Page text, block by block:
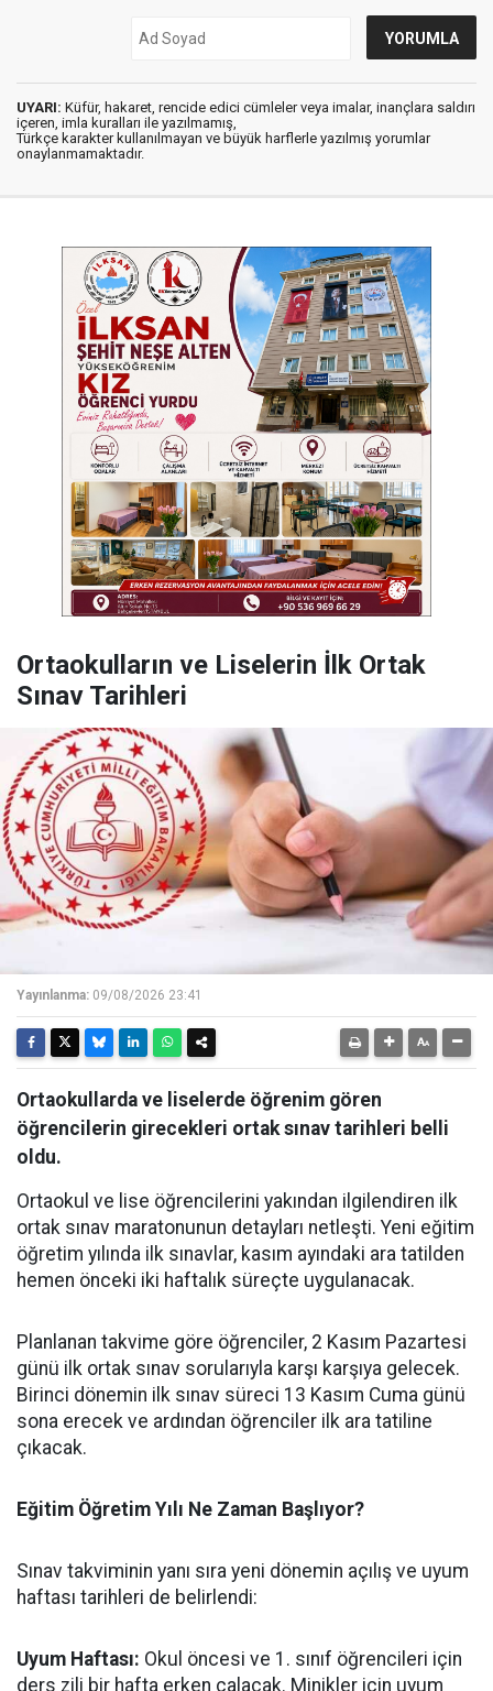
UYARI: Küfür, hakaret, rencide edici cümleler veya imalar, inançlara saldırı
içeren, imla kuralları ile yazılmamış,
Türkçe karakter kullanılmayan ve büyük harflerle yazılmış yorumlar
onaylanmamaktadır.
Ortaokulların ve Liselerin İlk Ortak
Sınav Tarihleri
Yayınlanma: 09/08/2026 23:41
Ortaokullarda ve liselerde öğrenim gören
öğrencilerin girecekleri ortak sınav tarihleri belli
oldu.
Ortaokul ve lise öğrencilerini yakından ilgilendiren ilk
ortak sınav maratonunun detayları netleşti. Yeni eğitim
öğretim yılında ilk sınavlar, kasım ayındaki ara tatilden
hemen önceki iki haftalık süreçte uygulanacak.
​Planlanan takvime göre öğrenciler, 2 Kasım Pazartesi
günü ilk ortak sınav sorularıyla karşı karşıya gelecek.
Birinci dönemin ilk sınav süreci 13 Kasım Cuma günü
sona erecek ve ardından öğrenciler ilk ara tatiline
çıkacak.
​Eğitim Öğretim Yılı Ne Zaman Başlıyor?
​Sınav takviminin yanı sıra yeni dönemin açılış ve uyum
haftası tarihleri de belirlendi:
​Uyum Haftası: Okul öncesi ve 1. sınıf öğrencileri için
ders zili bir hafta erken çalacak. Minikler için uyum